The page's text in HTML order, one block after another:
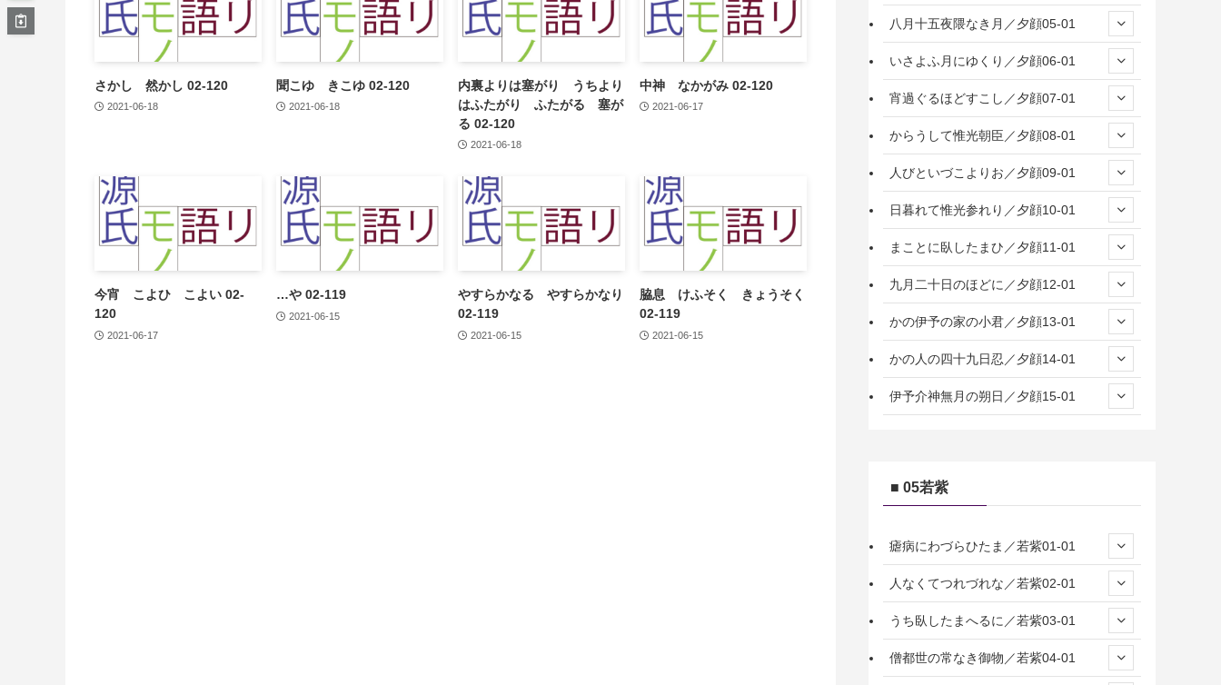
さかし 然かし 02-120
2021-06-18
聞こゆ きこゆ 02-120
2021-06-18
内裏よりは塞がり うちより
はふたがり ふたがる 塞が
る 02-120
2021-06-18
中神 なかがみ 02-120
2021-06-17
今宵 こよひ こよい 02-
120
2021-06-17
…や 02-119
2021-06-15
やすらかなる やすらかなり
02-119
2021-06-15
脇息 けふそく きょうそく
02-119
2021-06-15
八月十五夜隈なき月／夕顔05-01
いさよふ月にゆくり／夕顔06-01
宵過ぐるほどすこし／夕顔07-01
からうして惟光朝臣／夕顔08-01
人びといづこよりお／夕顔09-01
日暮れて惟光参れり／夕顔10-01
まことに臥したまひ／夕顔11-01
九月二十日のほどに／夕顔12-01
かの伊予の家の小君／夕顔13-01
かの人の四十九日忍／夕顔14-01
伊予介神無月の朔日／夕顔15-01
■ 05若紫
瘧病にわづらひたま／若紫01-01
人なくてつれづれな／若紫02-01
うち臥したまへるに／若紫03-01
僧都世の常なき御物／若紫04-01